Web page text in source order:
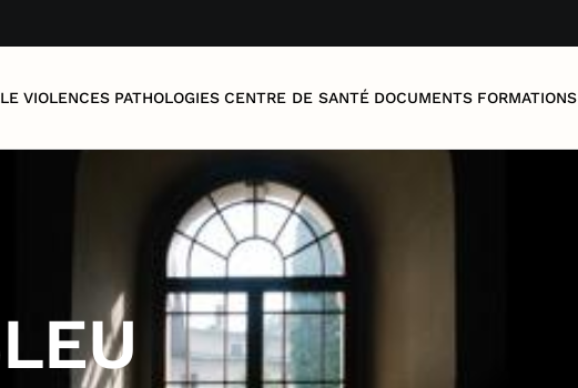
VIOLENCES PATHOLOGIES CENTRE DE SANTÉ DOCUMENTS FORMATIONS